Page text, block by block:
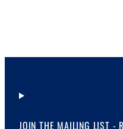
JOIN THE MAILING LIST -